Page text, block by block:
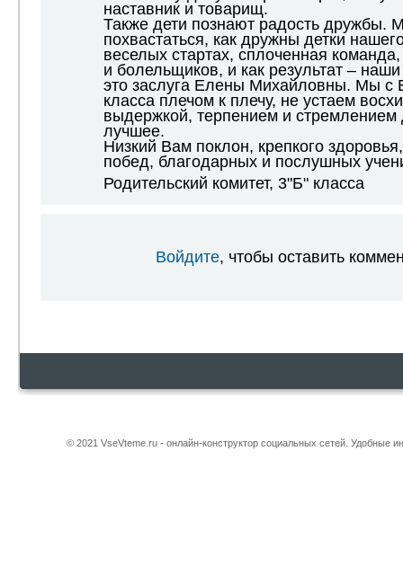
наставник и товарищ.
Также дети познают радость дружбы.
похвастаться, как дружны детки
веселых стартах, сплоченная команда,
и болельщиков, и как результат –
это заслуга Елены Михайловны. Мы с
класса плечом к плечу, не устаем
выдержкой, терпением и стремлением
лучшее.
Низкий Вам поклон, крепкого
побед, благодарных и послушных
Родительский комитет, 3"Б" класса
Войдите, чтобы оставить
© 2021 VseVteme.ru - онлайн-конструктор социальных сетей. Удобные